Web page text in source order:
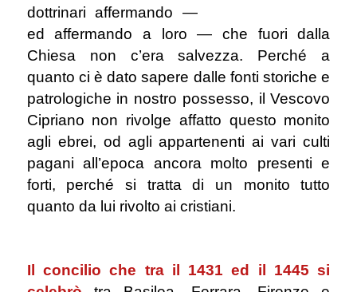
dottrinari affermando —
ed affermando a loro — che fuori dalla
Chiesa non c’era salvezza. Perché a
quanto ci è dato sapere dalle fonti storiche e
patrologiche in nostro possesso, il Vescovo
Cipriano non rivolge affatto questo monito
agli ebrei, od agli appartenenti ai vari culti
pagani all’epoca ancora molto presenti e
forti, perché si tratta di un monito tutto
quanto da lui rivolto ai cristiani.
Il concilio che tra il 1431 ed il 1445 si